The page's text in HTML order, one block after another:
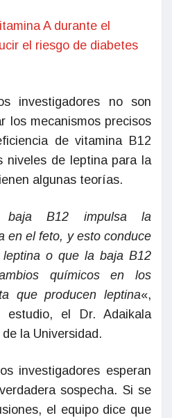
A durante el
el riesgo de diabetes
investigadores no son
los mecanismos precisos
de vitamina B12
niveles de leptina para la
algunas teorías.
B12 impulsa la
en el feto, y esto conduce
o que la baja B12
químicos en los
que producen leptina«,
el Dr. Adaikala
la Universidad.
investigadores esperan
sospecha. Si se
el equipo dice que